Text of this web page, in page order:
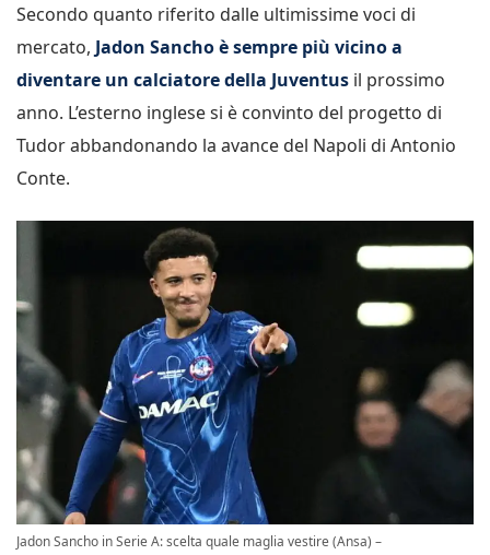
Secondo quanto riferito dalle ultimissime voci di
mercato, Jadon Sancho è sempre più vicino a
diventare un calciatore della Juventus il prossimo
anno. L’esterno inglese si è convinto del progetto di
Tudor abbandonando la avance del Napoli di Antonio
Conte.
Jadon Sancho in Serie A: scelta quale maglia vestire (Ansa) –